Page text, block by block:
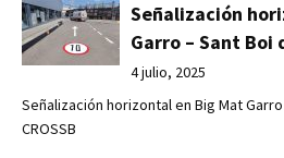
Señalización
Garro – Sant Boi
4 julio, 2025
Señalización horizontal en Big Mat
CROSSB